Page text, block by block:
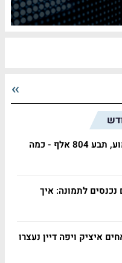
פוטר אחרי 29 שנה בלי שימוע, תבע 804 אלף - כמה
נכנסים לתמונה: איך
איציק ויפה דיין נעצרו